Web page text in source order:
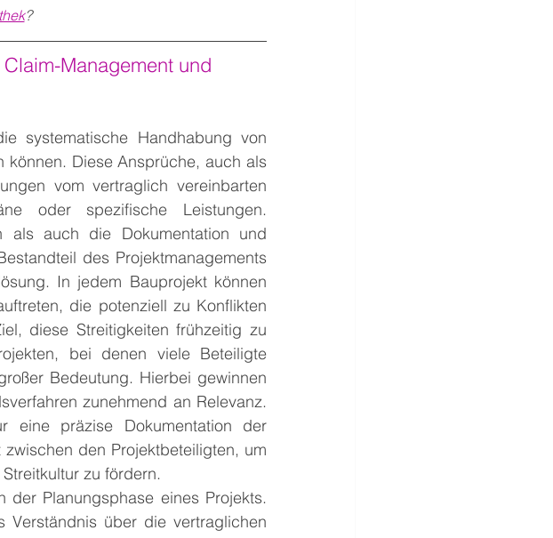
?
Management und
systematische Handhabung von
Diese Ansprüche, auch als
vom vertraglich vereinbarten
oder spezifische Leistungen.
als auch die Dokumentation und
des Projektmanagements
In jedem Bauprojekt können
die potenziell zu Konflikten
diese Streitigkeiten frühzeitig zu
bei denen viele Beteiligte
Bedeutung. Hierbei gewinnen
zunehmend an Relevanz.
eine präzise Dokumentation der
den Projektbeteiligten, um
zu fördern.
der Planungsphase eines Projekts.
über die vertraglichen